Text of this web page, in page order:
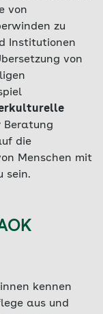
von
zu
Institutionen
von
Beratung
die
Menschen mit
sein.
kennen
aus und